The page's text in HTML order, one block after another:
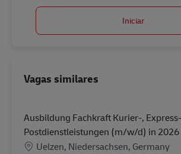
Iniciar
Vagas similares
Ausbildung Fachkraft Kurier-,
Postdienstleistungen (m/w/d) in 2026
Localização
Uelzen, Niedersachsen, Germany